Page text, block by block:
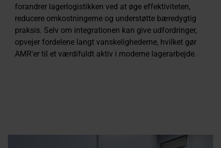
forandrer lagerlogistikken ved at øge effektiviteten,
reducere omkostningerne og understøtte bæredygtig
praksis. Selv om integrationen kan give udfordringer,
opvejer fordelene langt vanskelighederne, hvilket gør
AMR'er til et værdifuldt aktiv i moderne lagerarbejde.